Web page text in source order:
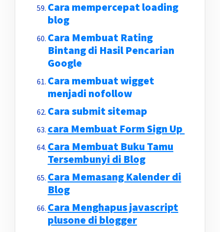
Cara mempercepat loading
blog
Cara Membuat Rating
Bintang di Hasil Pencarian
Google
Cara membuat wigget
menjadi nofollow
Cara submit sitemap
cara Membuat Form Sign Up
Cara Membuat Buku Tamu
Tersembunyi di Blog
Cara Memasang Kalender di
Blog
Cara Menghapus javascript
plusone di blogger